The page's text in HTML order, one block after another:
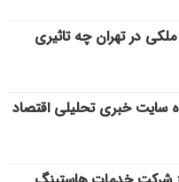
در تهران چه تاثیری
سایت خبری تحلیلی اقتصاد